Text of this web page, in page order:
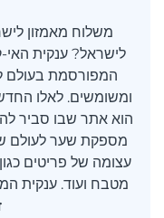
משלוח מאמזון
לישראל? ענקית
המפורסמת בעולם
הוא אתר שבו סביר
מספקת שער לעולם
עצומה של פריטים
מטבח ועוד. ענקית